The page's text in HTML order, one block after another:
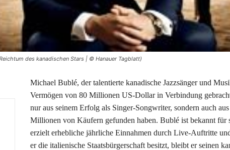
des kanadischen Stars | © Hanauer Tagblatt)
Michael Bublé, der talentierte kanadische Jazzsänger und
Vermögen von 80 Millionen US-Dollar in Verbindung
nur aus seinem Erfolg als Singer-Songwriter, sondern auch
Millionen von Käufern gefunden haben. Bublé ist bekannt für
erzielt erhebliche jährliche Einnahmen durch Live-Auftritte
er die italienische Staatsbürgerschaft besitzt, bleibt er seinen